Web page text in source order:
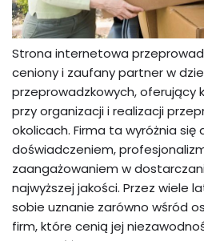
Strona internetowa
ceniony i zaufany partner w
przeprowadzkowych, oferujący
przy organizacji i realizacji
okolicach. Firma ta wyróżnia się
doświadczeniem,
zaangażowaniem w
najwyższej jakości. Przez wiele
sobie uznanie zarówno wśród
firm, które cenią jej